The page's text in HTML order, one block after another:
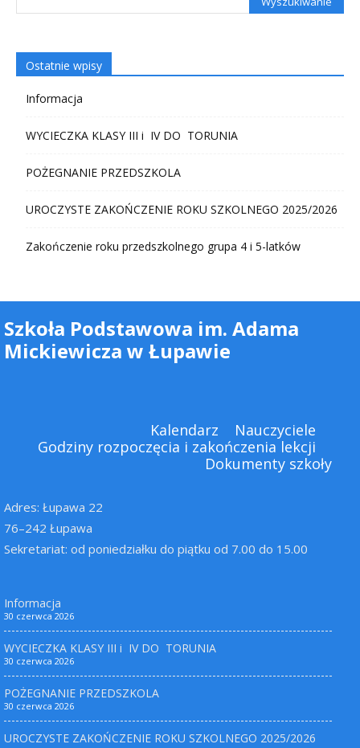
Ostatnie wpisy
Informacja
WYCIECZKA KLASY III i IV DO TORUNIA
POŻEGNANIE PRZEDSZKOLA
UROCZYSTE ZAKOŃCZENIE ROKU SZKOLNEGO 2025/2026
Zakończenie roku przedszkolnego grupa 4 i 5-latków
Szkoła Podstawowa im. Adama
Mickiewicza w Łupawie
Kalendarz
Nauczyciele
Godziny rozpoczęcia i zakończenia lekcji
Dokumenty szkoły
Adres: Łupawa 22
76–242 Łupawa
Sekretariat: od poniedziałku do piątku od 7.00 do 15.00
Informacja
30 czerwca 2026
WYCIECZKA KLASY III i IV DO TORUNIA
30 czerwca 2026
POŻEGNANIE PRZEDSZKOLA
30 czerwca 2026
UROCZYSTE ZAKOŃCZENIE ROKU SZKOLNEGO 2025/2026